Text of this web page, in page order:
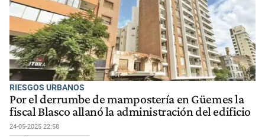
RIESGOS URBANOS
Por el derrumbe de mampostería en Güemes la
fiscal Blasco allanó la administración del edificio
24-05-2025 22:58